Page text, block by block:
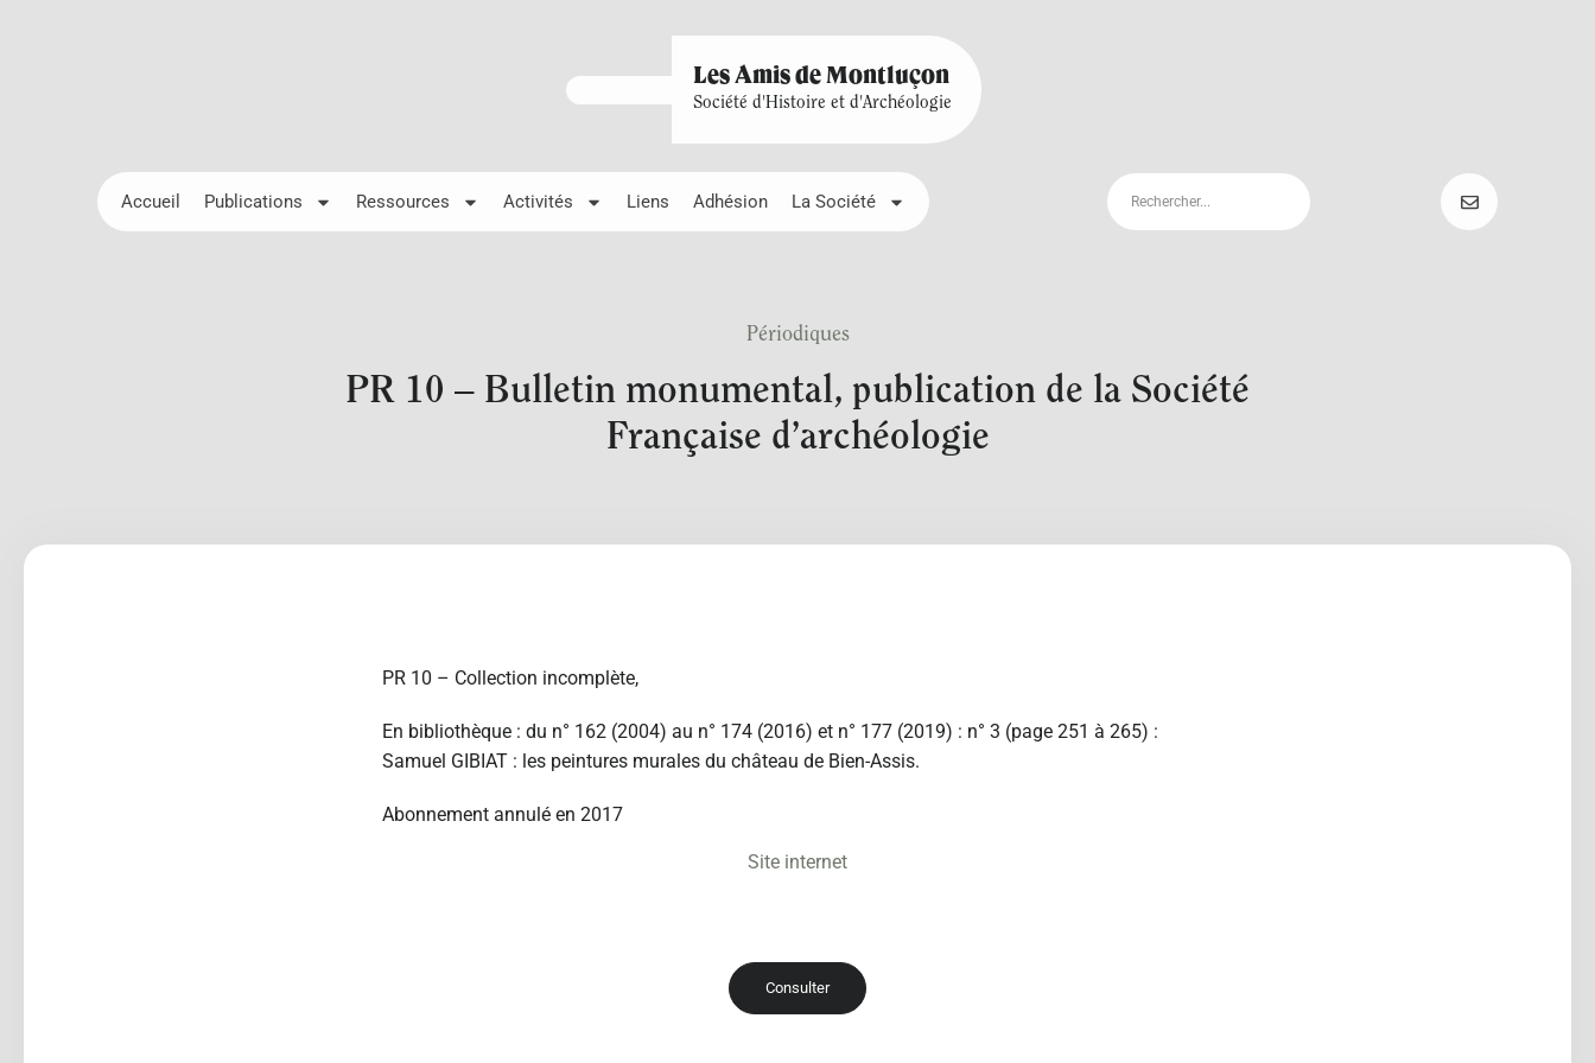
Les Amis de Montluçon
Société d'Histoire et d'Archéologie
Accueil Publications Ressources Activités Liens Adhésion La Société
Périodiques
PR 10 – Bulletin monumental, publication de la Société
Française d’archéologie
PR 10 – Collection incomplète,
En bibliothèque : du n° 162 (2004) au n° 174 (2016) et n° 177 (2019) : n° 3 (page 251 à 265) :
Samuel GIBIAT : les peintures murales du château de Bien-Assis.
Abonnement annulé en 2017
Site internet
Consulter